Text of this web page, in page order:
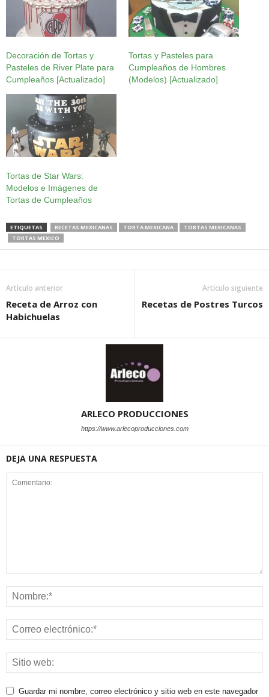
Decoración de Tortas y
Pasteles de River Plate para
Cumpleaños [Actualizado]
Tortas y Pasteles para
Cumpleaños de Hombres
(Modelos) [Actualizado]
Tortas de Star Wars:
Modelos e Imágenes de
Tortas de Cumpleaños
ETIQUETAS RECETAS MEXICANAS TORTA MEXICANA
TORTAS MEXICANAS
TORTAS MEXICO
Artículo anterior
Receta de Arroz con
Habichuelas
Artículo siguiente
Recetas de Postres Turcos
ARLECO PRODUCCIONES
https://www.arlecoproducciones.com
DEJA UNA RESPUESTA
Guardar mi nombre, correo electrónico y sitio web en este navegador